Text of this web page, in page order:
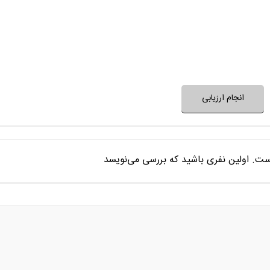
انجام ارزیابی
اولین نفری باشید که بررسی می‌نویسد